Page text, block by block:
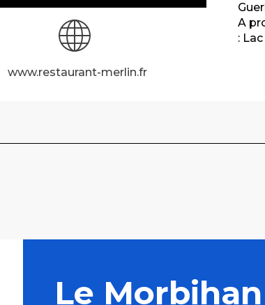
www.restaurant-merlin.fr
A
:
Le Morbihan